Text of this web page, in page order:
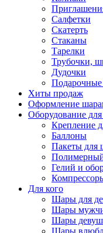
Салфетки
Скатерть
Стаканы
Тарелки
Трубочки,
Дудочки
Хиты продаж
Оформление
Оборудование
Крепление
Баллоны
Пакеты для
Гелий и
Для кого
Шары для
Шары
Шары
Шары